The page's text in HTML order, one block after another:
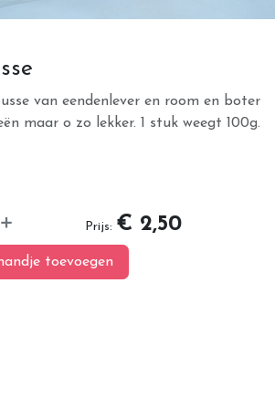
van eendenlever en room en boter
maar o zo lekker. 1 stuk weegt 100g.
toevoegen
Prijs: € 2,50